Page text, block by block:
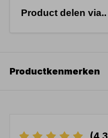
Product delen via..
Productkenmerken